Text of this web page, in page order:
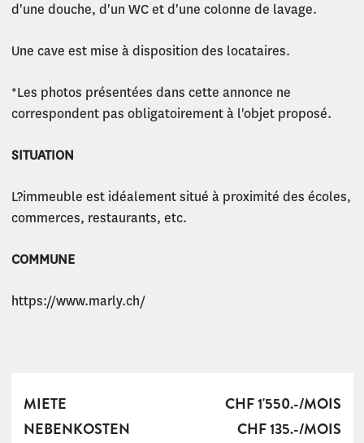
d'une douche, d'un WC et d'une colonne de lavage.
Une cave est mise à disposition des locataires.
*Les photos présentées dans cette annonce ne
correspondent pas obligatoirement à l'objet proposé.
SITUATION
L?immeuble est idéalement situé à proximité des écoles,
commerces, restaurants, etc.
COMMUNE
https://www.marly.ch/
MIETE
CHF 1'550.-/MOIS
NEBENKOSTEN
CHF 135.-/MOIS